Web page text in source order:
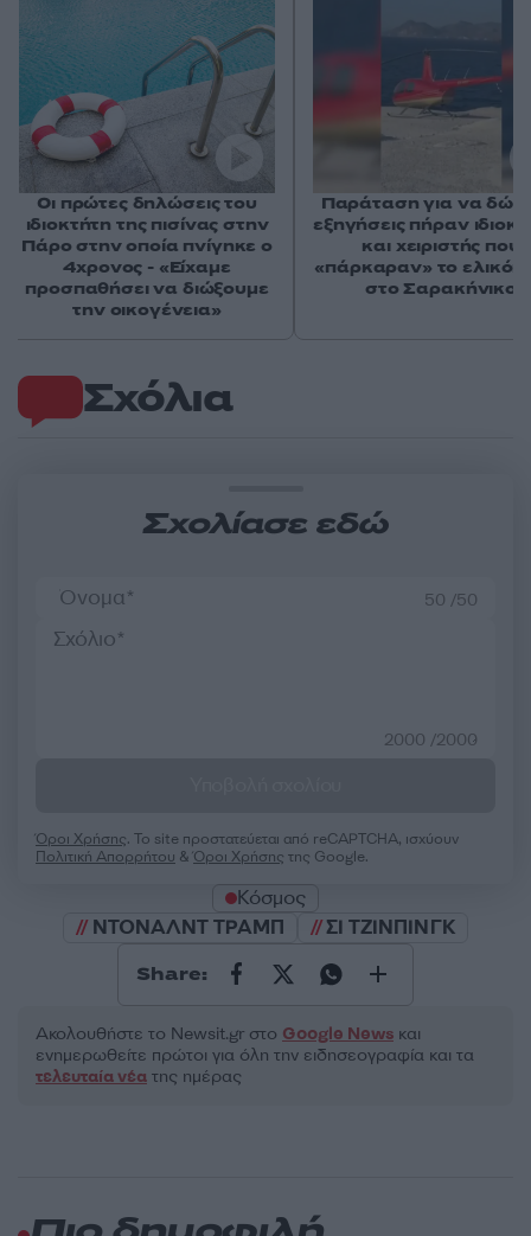
Σχόλια
Σχολίασε εδώ
50 /50
2000 /2000
Όροι Χρήσης. Το site προστατεύεται από reCAPTCHA, ισχύουν
Πολιτική Απορρήτου &Όροι Χρήσης της Google.
Κόσμος
ΝΤΟΝΑΛΝΤ ΤΡΑΜΠ
ΣΙ ΤΖΙΝΠΙΝΓΚ
Share:
Ακολουθήστε το Νewsit.gr στο Google News και
ενημερωθείτε πρώτοι για όλη την ειδησεογραφία και τα
τελευταία νέα της ημέρας
Οι πρώτες δηλώσεις του
ιδιοκτήτη της πισίνας στην
Πάρο στην οποία πνίγηκε ο
4χρονος - «Είχαμε
προσπαθήσει να διώξουμε
την οικογένεια»
Παράταση για να
εξηγήσεις πήραν
και χειριστής που
«πάρκαραν» το
στο Σαρακήνικο